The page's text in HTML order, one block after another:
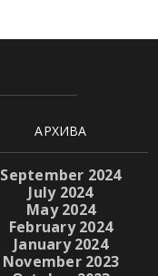
АРХИВА
September 2024
July 2024
May 2024
February 2024
January 2024
November 2023